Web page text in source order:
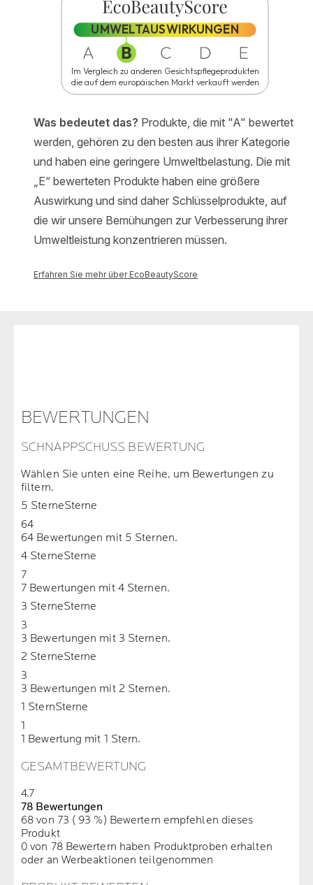
BEWERTUNGEN
SCHNAPPSCHUSS BEWERTUNG
Wählen Sie unten eine Reihe, um Bewertungen zu
filtern.
5 SterneSterne
64
64 Bewertungen mit 5 Sternen.
4 SterneSterne
7
7 Bewertungen mit 4 Sternen.
3 SterneSterne
3
3 Bewertungen mit 3 Sternen.
2 SterneSterne
3
3 Bewertungen mit 2 Sternen.
1 SternSterne
1
1 Bewertung mit 1 Stern.
GESAMTBEWERTUNG
4.7
78 Bewertungen
68 von 73 ( 93 %) Bewertern empfehlen dieses
Produkt
0 von 78 Bewertern haben Produktproben erhalten
oder an Werbeaktionen teilgenommen